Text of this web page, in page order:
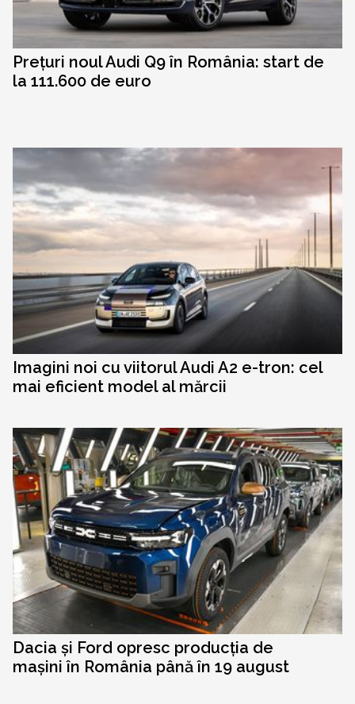
Prețuri noul Audi Q9 în România: start de
la 111.600 de euro
Imagini noi cu viitorul Audi A2 e-tron: cel
mai eficient model al mărcii
Dacia și Ford opresc producția de
mașini în România până în 19 august